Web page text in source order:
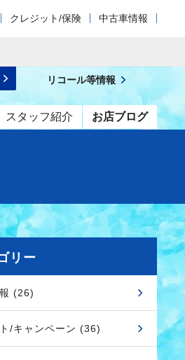
クレジット/保険 中古車情報
スタッフ紹介 お店ブログ
リコール等情報
リー
(26)
/キャンペーン (36)